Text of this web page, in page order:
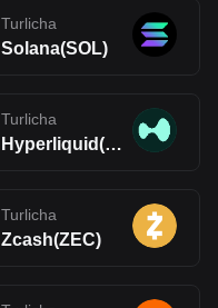
Turlicha
Solana(SOL)
Turlicha
Hyperliquid(HYPE)
Turlicha
Zcash(ZEC)